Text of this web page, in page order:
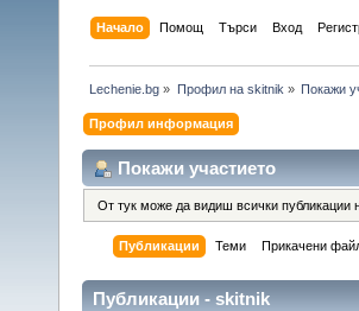
Начало Помощ Търси Вход
Lechenie.bg » Профил на skitnik » Покажи
Профил информация
Покажи участието
От тук може да видиш всички публикации
Публикации Теми Прикачени
Публикации - skitnik